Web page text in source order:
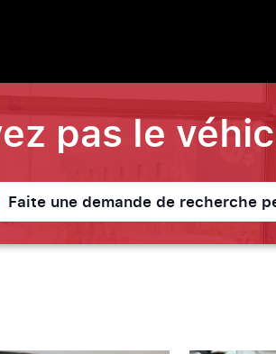
pas le
Faite une demande de recherche